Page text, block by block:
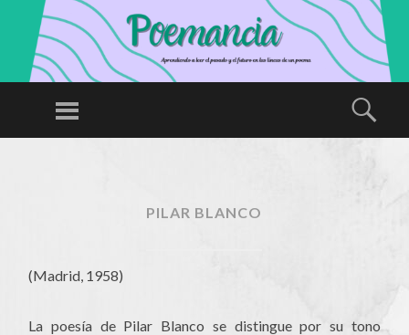
P
CI
Aprendiendo
futuro en las
Menú
PILAR BLANCO
(Madrid, 1958)
La poesía de Pilar Blanco se distingue por su tono